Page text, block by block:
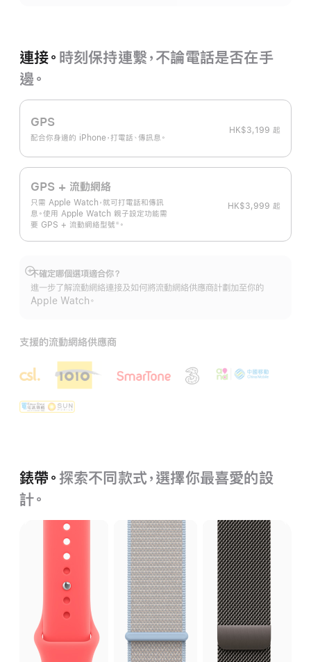
連接。 時刻保持連繫，不論電話是否在手
邊。
GPS
配合你身邊的 iPhone，打電話、傳訊息。
HK$3,199 起
GPS + 流動網絡
只需 Apple Watch，就可打電話和傳訊
息。使用 Apple Watch 親子設定功能需
要 GPS + 流動網絡型號 ※ 。
HK$3,999 起
不確定哪個選項適合你？
進一步了解流動網絡連接及如何將流動網絡供應商計劃加至你的
Apple Watch。
顯
示
更
支援的流動網絡供應商
錶帶。 探索不同款式，選擇你最喜愛的設
計。